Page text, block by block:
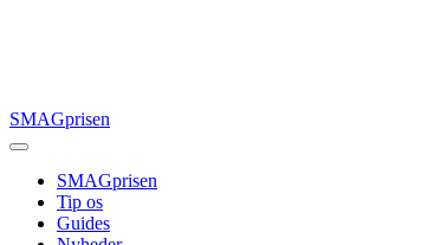
SMAGprisen
SMAGprisen
Tip os
Guides